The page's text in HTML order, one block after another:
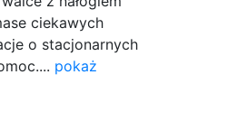
ciekawych
o stacjonarnych
pokaż